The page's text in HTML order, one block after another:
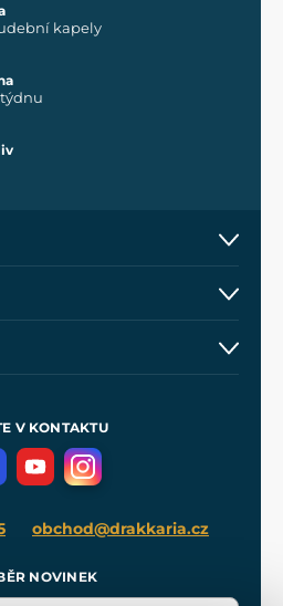
kapely
Come
V KONTAKTU
obchod@drakkaria.cz
NOVINEK